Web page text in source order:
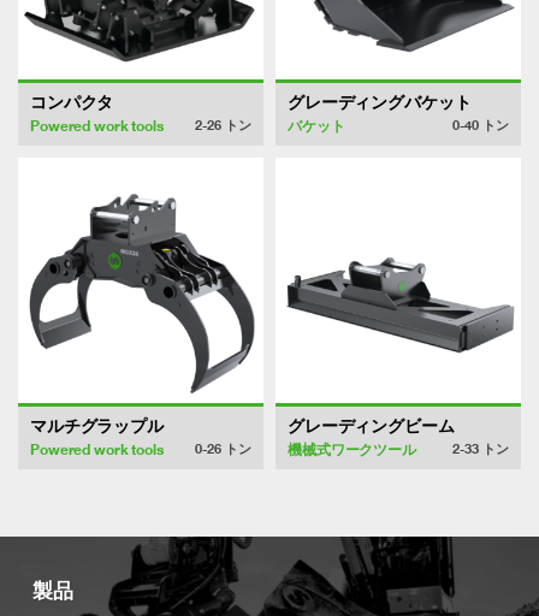
コンパクタ
Powered work tools 2-26 トン
グレーディングバケット
バケット 0-40 トン
マルチグラップル
Powered work tools 0-26 トン
グレーディングビーム
機械式ワークツール 2-33 トン
製品